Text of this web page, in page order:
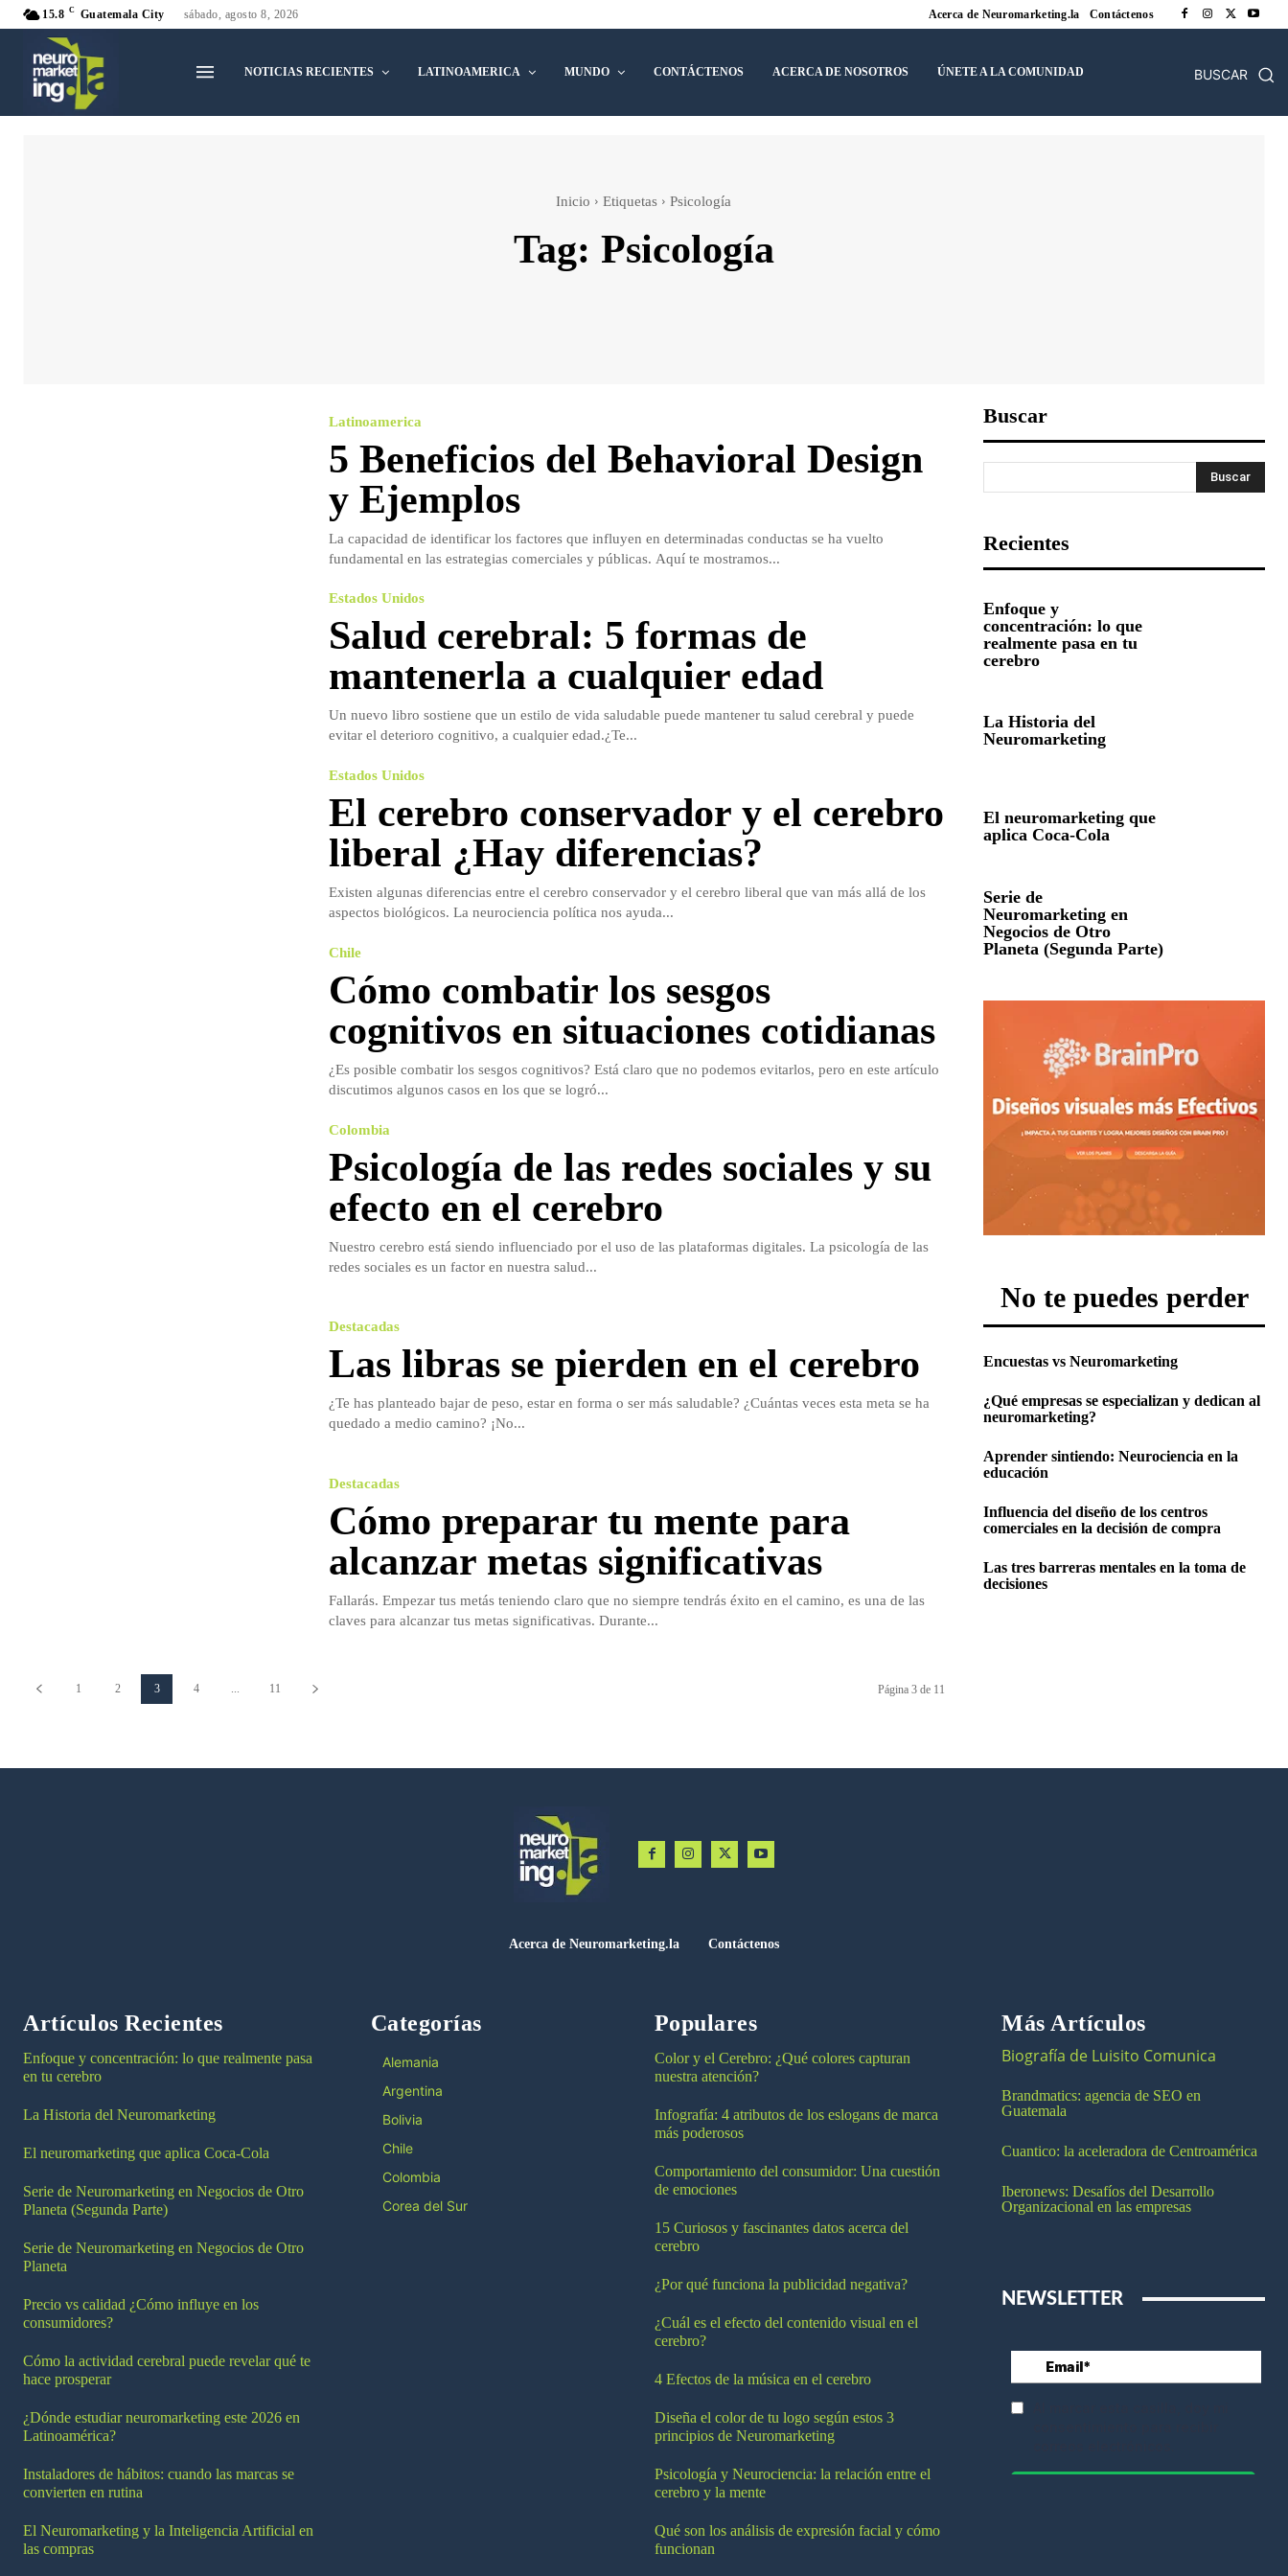
15.8 C Guatemala City sábado, agosto 8, 2026 Acerca de Neuromarketing.la Contáctenos
NOTICIAS RECIENTES LATINOAMERICA MUNDO CONTÁCTENOS ACERCA DE NOSOTROS ÚNETE A LA COMUNIDAD BUSCAR
Inicio Etiquetas Psicología
Tag: Psicología
Latinoamerica
5 Beneficios del Behavioral Design
y Ejemplos
La capacidad de identificar los factores que influyen en determinadas conductas se ha vuelto
fundamental en las estrategias comerciales y públicas. Aquí te mostramos...
Estados Unidos
Salud cerebral: 5 formas de
mantenerla a cualquier edad
Un nuevo libro sostiene que un estilo de vida saludable puede mantener tu salud cerebral y puede
evitar el deterioro cognitivo, a cualquier edad.¿Te...
Estados Unidos
El cerebro conservador y el cerebro
liberal ¿Hay diferencias?
Existen algunas diferencias entre el cerebro conservador y el cerebro liberal que van más allá de los
aspectos biológicos. La neurociencia política nos ayuda...
Chile
Cómo combatir los sesgos
cognitivos en situaciones cotidianas
¿Es posible combatir los sesgos cognitivos? Está claro que no podemos evitarlos, pero en este artículo
discutimos algunos casos en los que se logró...
Colombia
Psicología de las redes sociales y su
efecto en el cerebro
Nuestro cerebro está siendo influenciado por el uso de las plataformas digitales. La psicología de las
redes sociales es un factor en nuestra salud...
Destacadas
Las libras se pierden en el cerebro
¿Te has planteado bajar de peso, estar en forma o ser más saludable? ¿Cuántas veces esta meta se ha
quedado a medio camino? ¡No...
Destacadas
Cómo preparar tu mente para
alcanzar metas significativas
Fallarás. Empezar tus metás teniendo claro que no siempre tendrás éxito en el camino, es una de las
claves para alcanzar tus metas significativas. Durante...
1 2 3 4 11 Página 3 de 11
Buscar
Buscar
Recientes
Enfoque y
concentración: lo que
realmente pasa en tu
cerebro
La Historia del
Neuromarketing
El neuromarketing que
aplica Coca-Cola
Serie de
Neuromarketing en
Negocios de Otro
Planeta (Segunda Parte)
No te puedes perder
Encuestas vs Neuromarketing
¿Qué empresas se especializan y dedican al
neuromarketing?
Aprender sintiendo: Neurociencia en la
educación
Influencia del diseño de los centros
comerciales en la decisión de compra
Las tres barreras mentales en la toma de
decisiones
Acerca de Neuromarketing.la Contáctenos
Artículos Recientes
Enfoque y concentración: lo que realmente pasa
en tu cerebro
La Historia del Neuromarketing
El neuromarketing que aplica Coca-Cola
Serie de Neuromarketing en Negocios de Otro
Planeta (Segunda Parte)
Serie de Neuromarketing en Negocios de Otro
Planeta
Precio vs calidad ¿Cómo influye en los
consumidores?
Cómo la actividad cerebral puede revelar qué te
hace prosperar
¿Dónde estudiar neuromarketing este 2026 en
Latinoamérica?
Instaladores de hábitos: cuando las marcas se
convierten en rutina
El Neuromarketing y la Inteligencia Artificial en
las compras
Categorías
Alemania
Argentina
Bolivia
Chile
Colombia
Corea del Sur
Populares
Color y el Cerebro: ¿Qué colores capturan
nuestra atención?
Infografía: 4 atributos de los eslogans de marca
más poderosos
Comportamiento del consumidor: Una cuestión
de emociones
15 Curiosos y fascinantes datos acerca del
cerebro
¿Por qué funciona la publicidad negativa?
¿Cuál es el efecto del contenido visual en el
cerebro?
4 Efectos de la música en el cerebro
Diseña el color de tu logo según estos 3
principios de Neuromarketing
Psicología y Neurociencia: la relación entre el
cerebro y la mente
Qué son los análisis de expresión facial y cómo
funcionan
Más Artículos
Biografía de Luisito Comunica
Brandmatics: agencia de SEO en
Guatemala
Cuantico: la aceleradora de Centroamérica
Iberonews: Desafíos del Desarrollo
Organizacional en las empresas
NEWSLETTER